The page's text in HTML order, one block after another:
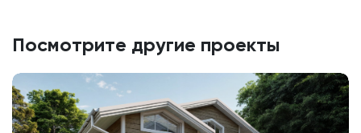
Посмотрите другие проекты